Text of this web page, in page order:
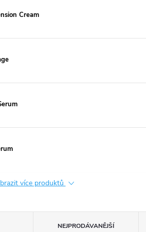
Cream
více produktů
NEJPRODÁVANĚJŠÍ